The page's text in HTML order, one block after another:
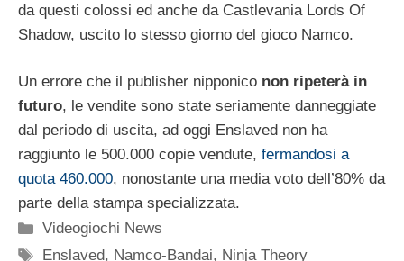
da questi colossi ed anche da Castlevania Lords Of
Shadow, uscito lo stesso giorno del gioco Namco.
Un errore che il publisher nipponico non ripeterà in
futuro, le vendite sono state seriamente danneggiate
dal periodo di uscita, ad oggi Enslaved non ha
raggiunto le 500.000 copie vendute, fermandosi a
quota 460.000, nonostante una media voto dell’80% da
parte della stampa specializzata.
Categorie
Videogiochi News
Tag
Enslaved, Namco-Bandai, Ninja Theory